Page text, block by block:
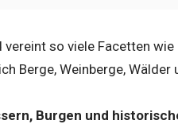
vereint so viele Facetten wie
Berge, Weinberge, Wälder
Burgen und